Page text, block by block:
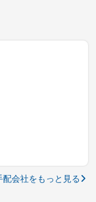
配会社をもっと見る